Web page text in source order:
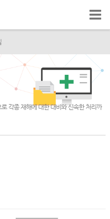
각종 재해에 대한 대비와 신속한 처리까